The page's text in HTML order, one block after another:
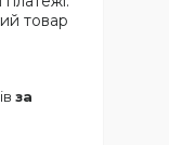
товар
за